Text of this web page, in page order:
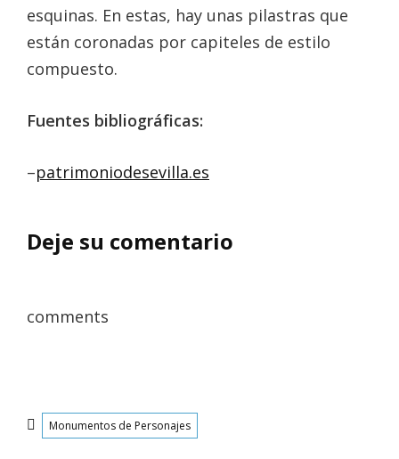
esquinas. En estas, hay unas pilastras que
están coronadas por capiteles de estilo
compuesto.
Fuentes bibliográficas:
–patrimoniodesevilla.es
Deje su comentario
comments
Categorías
Monumentos de Personajes